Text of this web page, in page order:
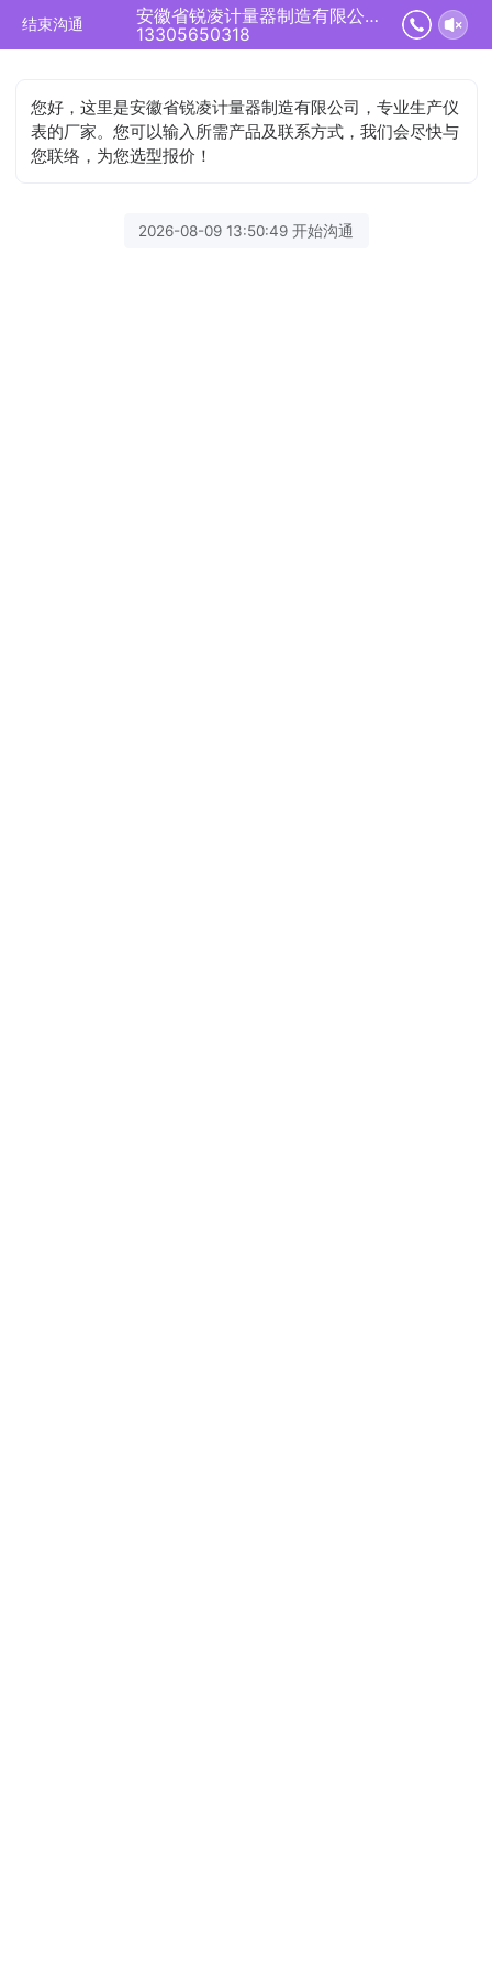
结束沟通
安徽省锐凌计量器制造有限公司正在为您服务
13305650318
您好，这里是安徽省锐凌计量器制造有限公司，专业生产仪
表的厂家。您可以输入所需产品及联系方式，我们会尽快与
您联络，为您选型报价！
2026-08-09 13:50:49 开始沟通